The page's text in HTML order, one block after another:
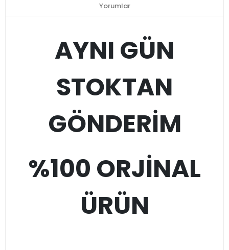
Yorumlar
AYNI GÜN
STOKTAN
GÖNDERİM
%100 ORJİNAL
ÜRÜN